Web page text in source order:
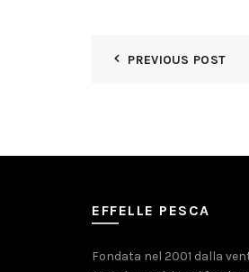
PREVIOUS POST
EFFELLE PESCA
Fondata nel 2001 dalla